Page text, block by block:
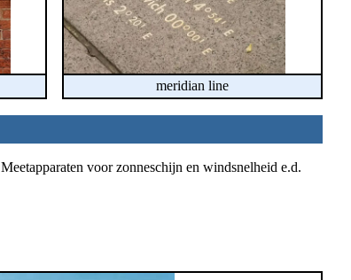
meridian line
voor zonneschijn en windsnelheid e.d.